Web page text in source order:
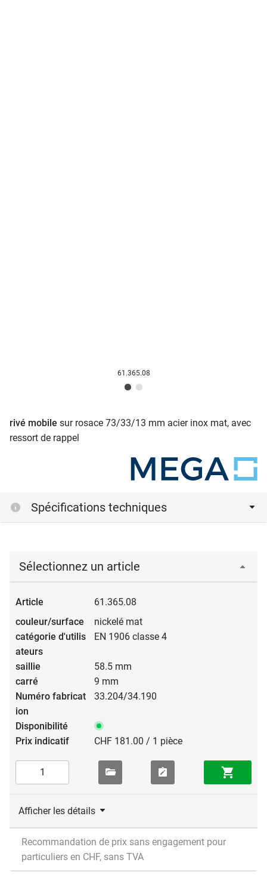
61.365.08
rivé mobile sur rosace 73/33/13 mm acier inox mat, avec
ressort de rappel
Spécifications techniques
Sélectionnez un article
61.365.08
nickelé mat
EN 1906 classe 4
58.5 mm
9 mm
33.204/34.190
CHF 181.00 / 1 pièce
Afficher les détails
Recommandation de prix sans engagement pour
particuliers en CHF, sans TVA